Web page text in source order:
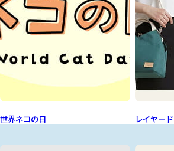
世界ネコの日 レイヤー